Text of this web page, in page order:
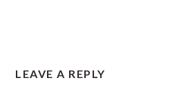
INTERACTIONS
LEAVE A REPLY